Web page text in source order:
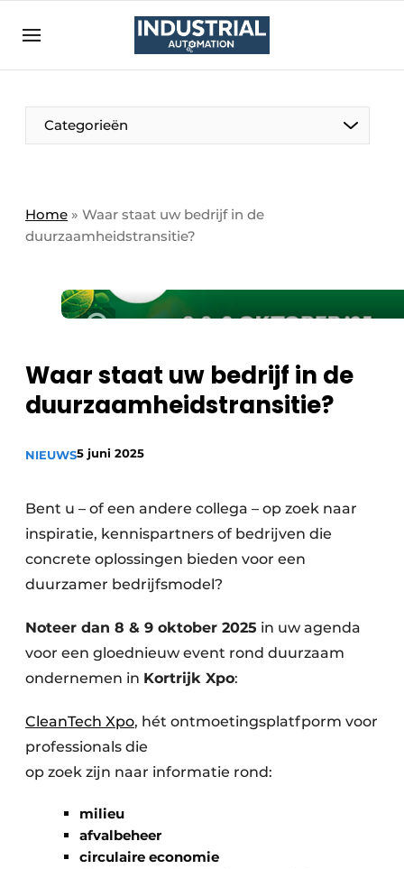
Aanmelden
Bedrijven
Bedrijven
Direct contact
Eigen content aanleveren
Home
Nieuwsbrief
Vacature aanmelden
Video’s
Categorieën
Home » Waar staat uw bedrijf in de
duurzaamheidstransitie?
Waar staat uw bedrijf in de
duurzaamheidstransitie?
NIEUWS5 juni 2025
Bent u – of een andere collega – op zoek naar
inspiratie, kennispartners of bedrijven die
concrete oplossingen bieden voor een
duurzamer bedrijfsmodel?
Noteer dan 8 & 9 oktober 2025 in uw agenda
voor een gloednieuw event rond duurzaam
ondernemen in Kortrijk Xpo:
CleanTech Xpo, hét ontmoetingsplatfporm voor
professionals die
op zoek zijn naar informatie rond:
milieu
afvalbeheer
circulaire economie